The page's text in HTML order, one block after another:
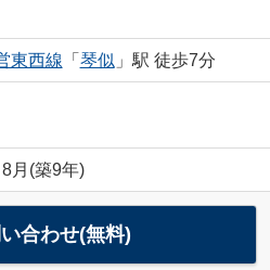
東西線 「 琴似 」駅 徒歩7分
月(築9年)
合わせ(無料)